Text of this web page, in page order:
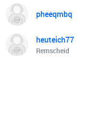
pheeqmbq
heuteich77
Remscheid